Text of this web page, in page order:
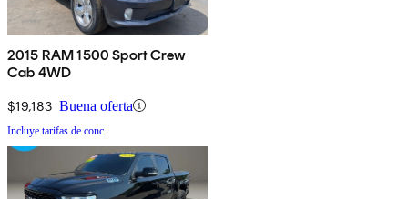
2015 RAM 1500 Sport Crew
Cab 4WD
$19,183 Buena oferta
Incluye tarifas de conc.